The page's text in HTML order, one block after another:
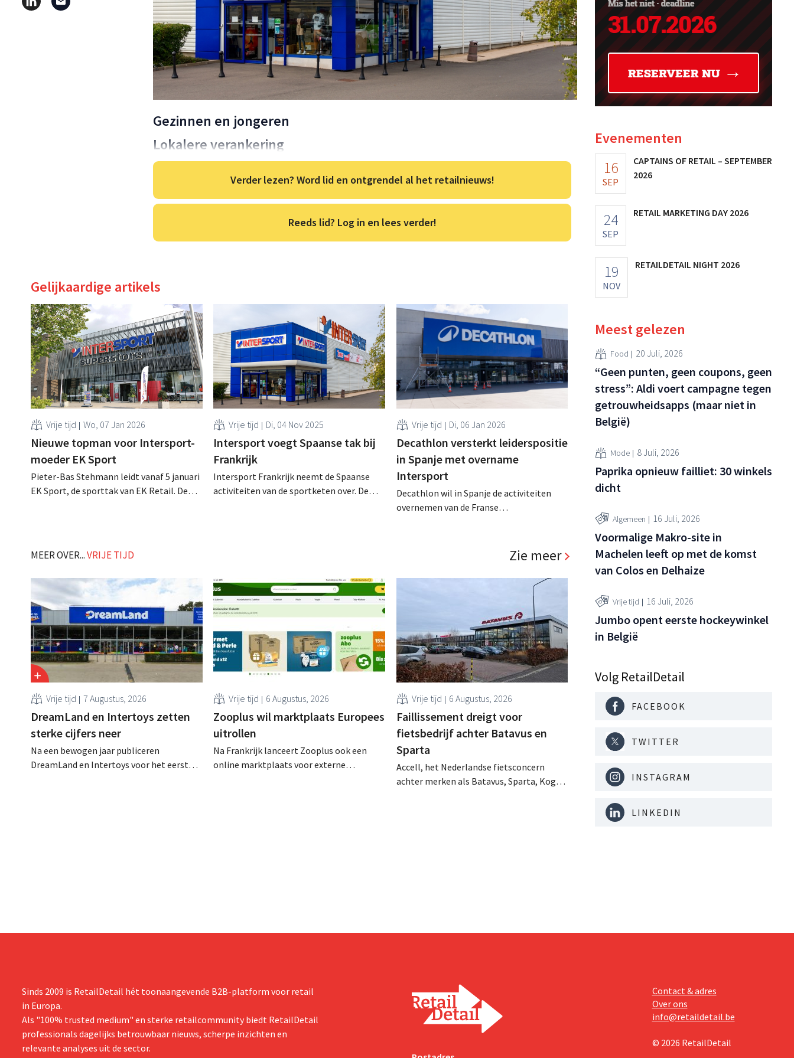
Gezinnen en jongeren
Lokalere verankering
Verder lezen? Word lid en ontgrendel al het retailnieuws!
Reeds lid? Log in en lees verder!
Gelijkaardige artikels
Vrije tijd Wo, 07 Jan 2026
Nieuwe topman voor Intersport-
moeder EK Sport
Pieter-Bas Stehmann leidt vanaf 5 januari
EK Sport, de sporttak van EK Retail. De
Vrije tijd Di, 04 Nov 2025
Intersport voegt Spaanse tak bij
Frankrijk
Intersport Frankrijk neemt de Spaanse
activiteiten van de sportketen over. De
Vrije tijd Di, 06 Jan 2026
Decathlon versterkt leiderspositie
in Spanje met overname
Intersport
Decathlon wil in Spanje de activiteiten
overnemen van de Franse
MEER OVER...VRIJE TIJD Zie meer
Vrije tijd 7 Augustus, 2026
DreamLand en Intertoys zetten
sterke cijfers neer
Na een bewogen jaar publiceren
DreamLand en Intertoys voor het eerst
Vrije tijd 6 Augustus, 2026
Zooplus wil marktplaats Europees
uitrollen
Na Frankrijk lanceert Zooplus ook een
online marktplaats voor externe
Vrije tijd 6 Augustus, 2026
Faillissement dreigt voor
fietsbedrijf achter Batavus en
Sparta
Accell, het Nederlandse fietsconcern
achter merken als Batavus, Sparta, Koga
Evenementen
16
SEP
CAPTAINS OF RETAIL – SEPTEMBER
2026
24
SEP
RETAIL MARKETING DAY 2026
19
NOV
RETAILDETAIL NIGHT 2026
Meest gelezen
Food 20 Juli, 2026
“Geen punten, geen coupons, geen
stress”: Aldi voert campagne tegen
getrouwheidsapps (maar niet in
België)
Mode 8 Juli, 2026
Paprika opnieuw failliet: 30 winkels
dicht
Algemeen 16 Juli, 2026
Voormalige Makro-site in
Machelen leeft op met de komst
van Colos en Delhaize
Vrije tijd 16 Juli, 2026
Jumbo opent eerste hockeywinkel
in België
Volg RetailDetail
FACEBOOK
TWITTER
INSTAGRAM
LINKEDIN
Sinds 2009 is RetailDetail hét toonaangevende B2B-platform voor retail
in Europa.
Als "100% trusted medium" en sterke retailcommunity biedt RetailDetail
professionals dagelijks betrouwbaar nieuws, scherpe inzichten en
relevante analyses uit de sector.
Contact & adres
Over ons
info@retaildetail.be
© 2026 RetailDetail